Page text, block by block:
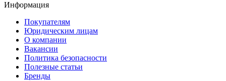
Информация
Покупателям
Юридическим лицам
О компании
Вакансии
Политика безопасности
Полезные статьи
Бренды